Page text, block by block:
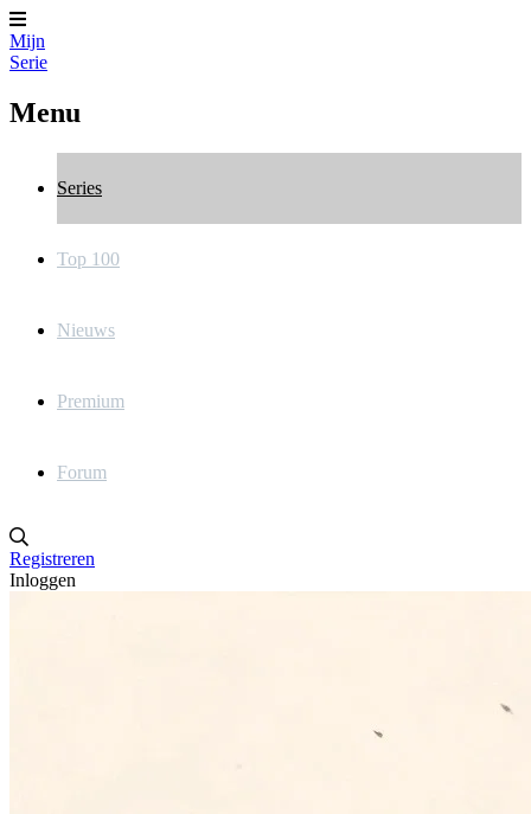
Mijn
Serie
Menu
Series
Top 100
Nieuws
Premium
Forum
Registreren
Inloggen